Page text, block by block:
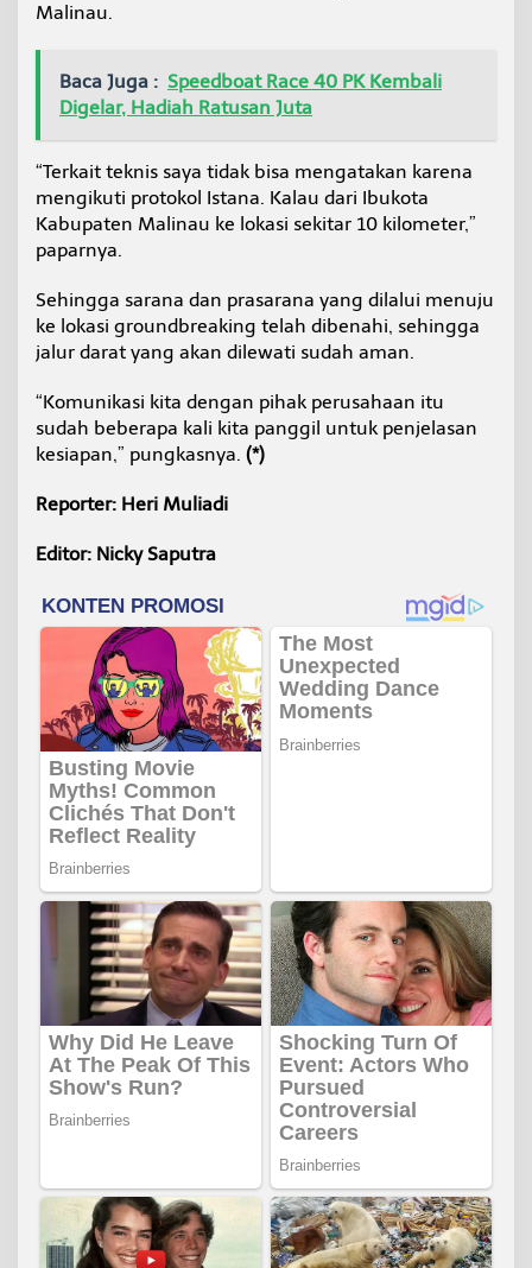
Malinau.
Baca Juga : Speedboat Race 40 PK Kembali
Digelar, Hadiah Ratusan Juta
“Terkait teknis saya tidak bisa mengatakan karena
mengikuti protokol Istana. Kalau dari Ibukota
Kabupaten Malinau ke lokasi sekitar 10 kilometer,”
paparnya.
Sehingga sarana dan prasarana yang dilalui menuju
ke lokasi groundbreaking telah dibenahi, sehingga
jalur darat yang akan dilewati sudah aman.
“Komunikasi kita dengan pihak perusahaan itu
sudah beberapa kali kita panggil untuk penjelasan
kesiapan,” pungkasnya. (*)
Reporter: Heri Muliadi
Editor: Nicky Saputra